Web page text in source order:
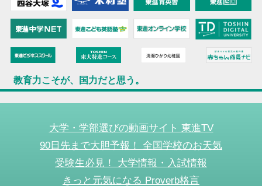
教育力こそが、国力だと思う。
大学・学部選びの動画サイト 東進TV
90日先まで大胆予報！ 全国学校のお天気
受験生必見！ 大学情報・入試情報
きっと元気になる Proverb格言